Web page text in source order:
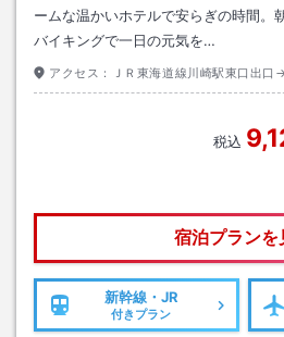
ームな温かいホテルで安らぎの時間。
バイキングで一日の元気を…
アクセス： ＪＲ東海道線川崎駅東口出口
税込
宿泊プランを
新幹線・JR
付きプラン